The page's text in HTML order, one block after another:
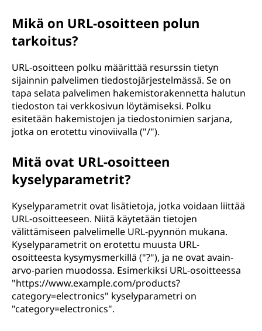
Mikä on URL-osoitteen polun
tarkoitus?
URL-osoitteen polku määrittää resurssin tietyn
sijainnin palvelimen tiedostojärjestelmässä. Se on
tapa selata palvelimen hakemistorakennetta halutun
tiedoston tai verkkosivun löytämiseksi. Polku
esitetään hakemistojen ja tiedostonimien sarjana,
jotka on erotettu vinoviivalla ("/").
Mitä ovat URL-osoitteen
kyselyparametrit?
Kyselyparametrit ovat lisätietoja, jotka voidaan liittää
URL-osoitteeseen. Niitä käytetään tietojen
välittämiseen palvelimelle URL-pyynnön mukana.
Kyselyparametrit on erotettu muusta URL-
osoitteesta kysymysmerkillä ("?"), ja ne ovat avain-
arvo-parien muodossa. Esimerkiksi URL-osoitteessa
"https://www.example.com/products?
category=electronics" kyselyparametri on
"category=electronics".